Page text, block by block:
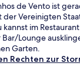
de Vento ist
Vereinigten
im
Lounge
Garten.
Rechten zur